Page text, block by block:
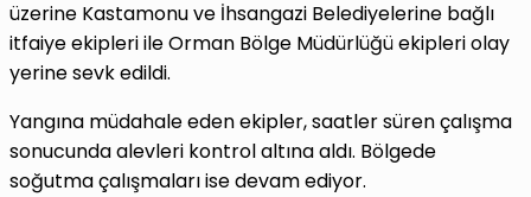
üzerine Kastamonu ve İhsangazi Belediyelerine bağlı
itfaiye ekipleri ile Orman Bölge Müdürlüğü ekipleri olay
yerine sevk edildi.
Yangına müdahale eden ekipler, saatler süren çalışma
sonucunda alevleri kontrol altına aldı. Bölgede
soğutma çalışmaları ise devam ediyor.